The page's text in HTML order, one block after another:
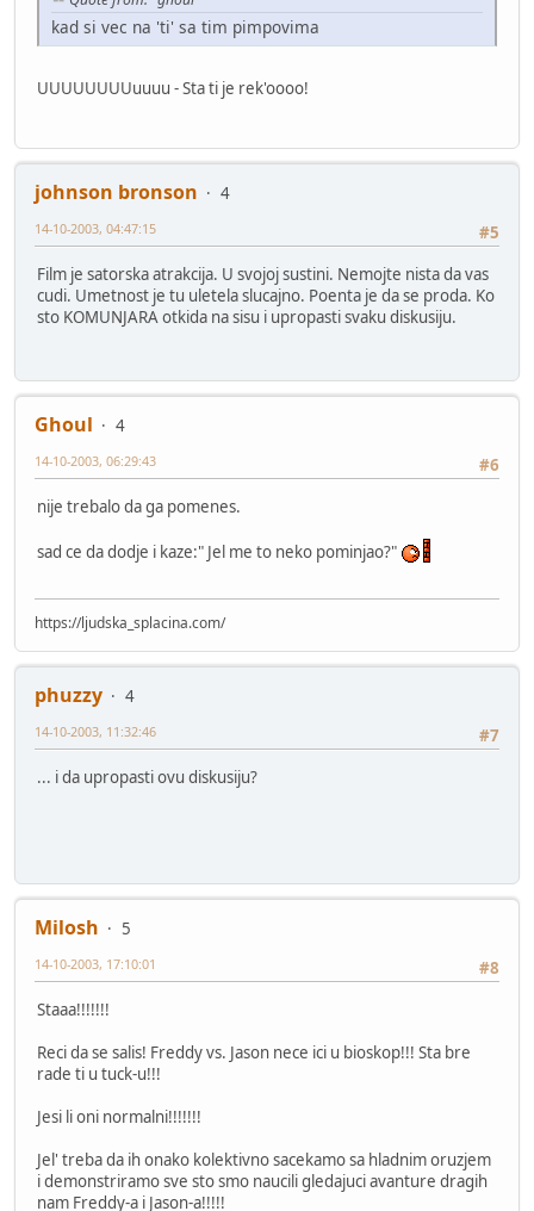
kad si vec na 'ti' sa tim pimpovima
UUUUUUUUuuuu - Sta ti je rek'oooo!
johnson bronson
4
#5
14-10-2003, 04:47:15
Film je satorska atrakcija. U svojoj sustini. Nemojte nista da vas
cudi. Umetnost je tu uletela slucajno. Poenta je da se proda. Ko
sto KOMUNJARA otkida na sisu i upropasti svaku diskusiju.
Ghoul
4
#6
14-10-2003, 06:29:43
nije trebalo da ga pomenes.
sad ce da dodje i kaze:" Jel me to neko pominjao?"
https://ljudska_splacina.com/
phuzzy
4
#7
14-10-2003, 11:32:46
... i da upropasti ovu diskusiju?
Milosh
5
#8
14-10-2003, 17:10:01
Staaa!!!!!!!
Reci da se salis! Freddy vs. Jason nece ici u bioskop!!! Sta bre
rade ti u tuck-u!!!
Jesi li oni normalni!!!!!!!
Jel' treba da ih onako kolektivno sacekamo sa hladnim oruzjem
i demonstriramo sve sto smo naucili gledajuci avanture dragih
nam Freddy-a i Jason-a!!!!!